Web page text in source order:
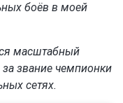
боёв в моей
масштабный
звание чемпионки
сетях.